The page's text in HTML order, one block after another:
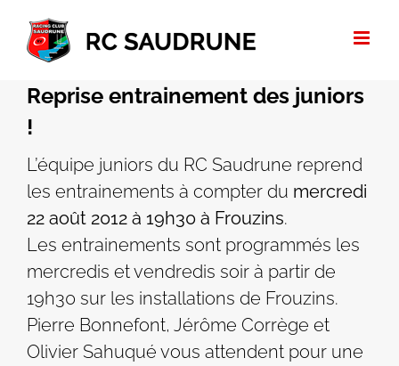
Passer
contenu
Reprise entrainement des juniors
!
L’équipe juniors du RC Saudrune reprend
les entrainements à compter du mercredi
22 août 2012 à 19h30 à Frouzins.
Les entrainements sont programmés les
mercredis et vendredis soir à partir de
19h30 sur les installations de Frouzins.
Pierre Bonnefont, Jérôme Corrège et
Olivier Sahuqué vous attendent pour une